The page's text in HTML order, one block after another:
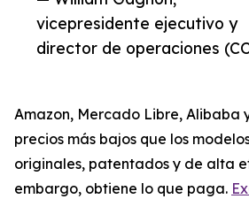
vicepresidente ejecutivo y
director de operaciones
Amazon, Mercado Libre, Alibaba
precios más bajos que los
originales, patentados y de alta
embargo, obtiene lo que paga.